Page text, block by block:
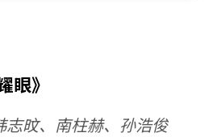
眼》
志旼、南柱赫、孙浩俊